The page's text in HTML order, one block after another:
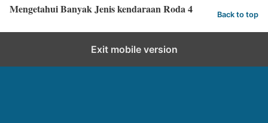
Mengetahui Banyak Jenis kendaraan Roda 4 Back to top
Exit mobile version